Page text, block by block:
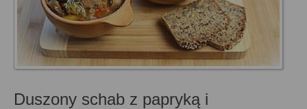
Duszony schab z papryką i